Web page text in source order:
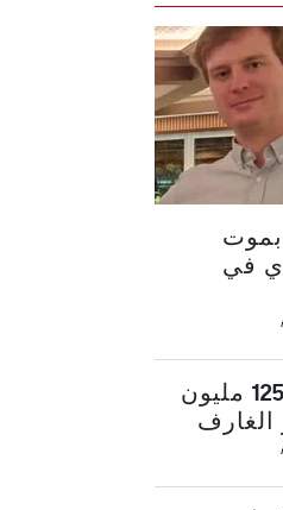
في
استثمار بقيمة 125 مليون
الغارف